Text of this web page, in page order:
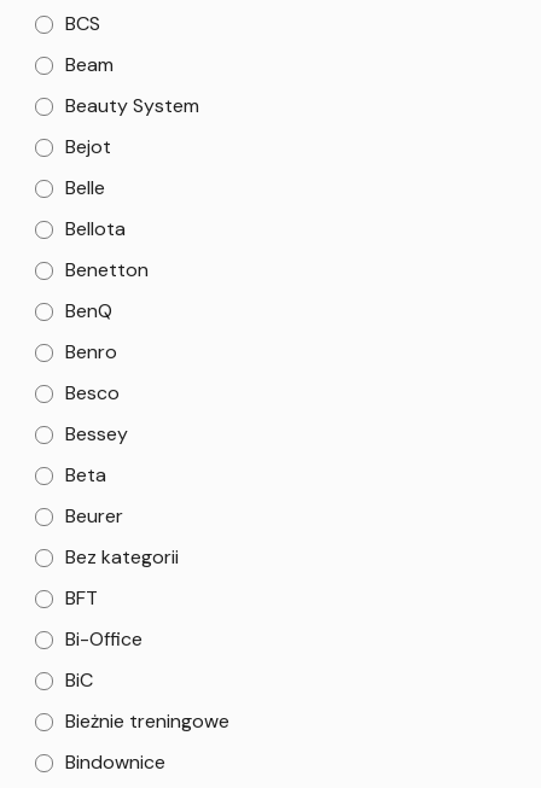
BCS
Beam
Beauty System
Bejot
Belle
Bellota
Benetton
BenQ
Benro
Besco
Bessey
Beta
Beurer
Bez kategorii
BFT
Bi-Office
BiC
Bieżnie treningowe
Bindownice